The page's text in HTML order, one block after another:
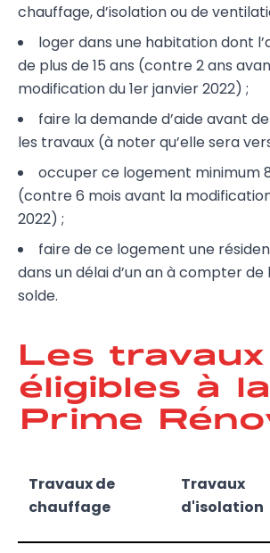
chauffage, d’isolation ou de
loger dans une habitation dont
de plus de 15 ans (contre 2 ans
modification du 1er janvier 2022) ;
faire la demande d’aide avant
les travaux (à noter qu’elle sera
occuper ce logement minimum
(contre 6 mois avant la
2022) ;
faire de ce logement une
dans un délai d’un an à compter
solde.
Les travaux
éligibles à la
Prime
Travaux de
chauffage
Travaux
d'isolation